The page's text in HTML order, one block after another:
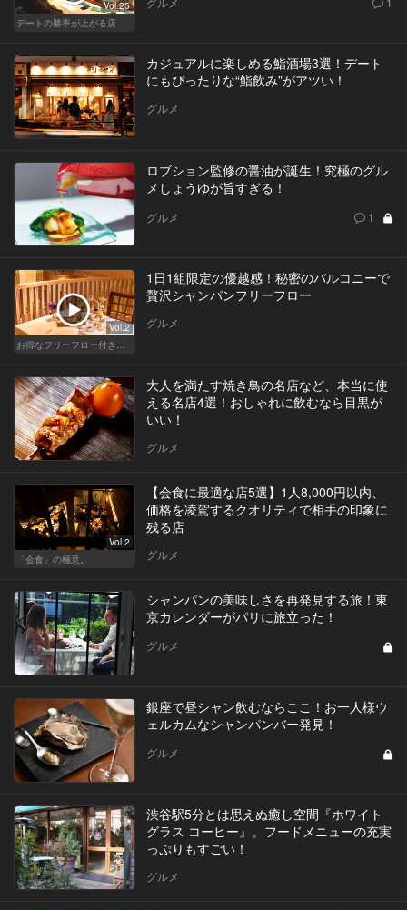
Vol.25
デートの勝率が上がる店
カジュアルに楽しめる鮨酒場3選！デート
にもぴったりな“鮨飲み”がアツい！
グルメ
ロブション監修の醤油が誕生！究極のグル
メしょうゆが旨すぎる！
グルメ 1
Vol.2
お得なフリーフロー付きで料理が美味しいレストラン
1日1組限定の優越感！秘密のバルコニーで
贅沢シャンパンフリーフロー
グルメ
大人を満たす焼き鳥の名店など、本当に使
える名店4選！おしゃれに飲むなら目黒が
いい！
グルメ
Vol.2
「会食」の極意。
【会食に最適な店5選】1人8,000円以内、
価格を凌駕するクオリティで相手の印象に
残る店
グルメ
シャンパンの美味しさを再発見する旅！東
京カレンダーがパリに旅立った！
グルメ
銀座で昼シャン飲むならここ！お一人様ウ
ェルカムなシャンパンバー発見！
グルメ
渋谷駅5分とは思えぬ癒し空間『ホワイト
グラス コーヒー』。フードメニューの充実
っぷりもすごい！
グルメ